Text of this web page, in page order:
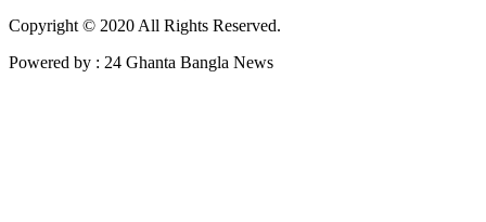
Copyright © 2020 All Rights Reserved.
Powered by : 24 Ghanta Bangla News